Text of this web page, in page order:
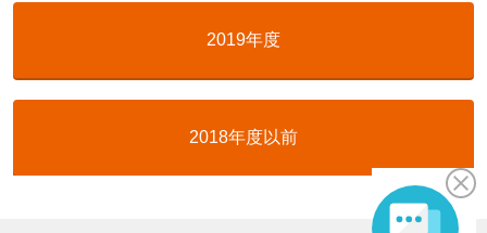
2019年度
2018年度以前